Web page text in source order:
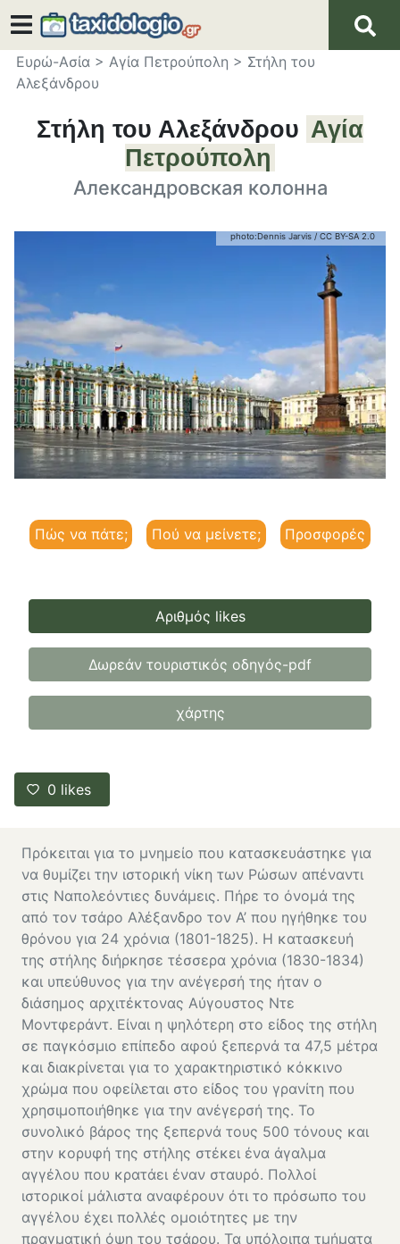
Ευρώ-Ασία > Αγία Πετρούπολη > Στήλη του
Αλεξάνδρου
Στήλη του Αλεξάνδρου Αγία
Πετρούπολη
Александровская колонна
photo:Dennis Jarvis / CC BY-SA 2.0
Πώς να πάτε; Πού να μείνετε; Προσφορές
Αριθμός likes
Δωρεάν τουριστικός οδηγός-pdf
χάρτης
0 likes
Πρόκειται για το μνημείο που κατασκευάστηκε για
να θυμίζει την ιστορική νίκη των Ρώσων απέναντι
στις Ναπολεόντιες δυνάμεις. Πήρε το όνομά της
από τον τσάρο Αλέξανδρο τον Α’ που ηγήθηκε του
θρόνου για 24 χρόνια (1801-1825). Η κατασκευή
της στήλης διήρκησε τέσσερα χρόνια (1830-1834)
και υπεύθυνος για την ανέγερσή της ήταν ο
διάσημος αρχιτέκτονας Αύγουστος Ντε
Μοντφεράντ. Είναι η ψηλότερη στο είδος της στήλη
σε παγκόσμιο επίπεδο αφού ξεπερνά τα 47,5 μέτρα
και διακρίνεται για το χαρακτηριστικό κόκκινο
χρώμα που οφείλεται στο είδος του γρανίτη που
χρησιμοποιήθηκε για την ανέγερσή της. Το
συνολικό βάρος της ξεπερνά τους 500 τόνους και
στην κορυφή της στήλης στέκει ένα άγαλμα
αγγέλου που κρατάει έναν σταυρό. Πολλοί
ιστορικοί μάλιστα αναφέρουν ότι το πρόσωπο του
αγγέλου έχει πολλές ομοιότητες με την
πραγματική όψη του τσάρου. Τα υπόλοιπα τμήματα